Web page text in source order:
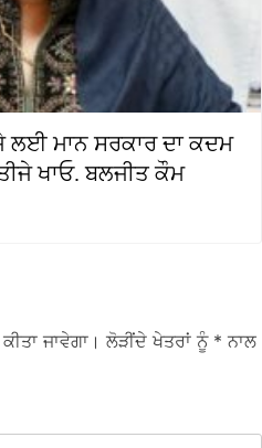
ਲਈ ਮਾਨ ਸਰਕਾਰ ਦਾ ਕਦਮ
ਖਾਓ. ਬਲਜੀਤ ਕੌਮ
ਜਾਵੇਗਾ। ਲੋੜੀਂਦੇ ਖੇਤਰਾਂ ਨੂੰ * ਨਾਲ